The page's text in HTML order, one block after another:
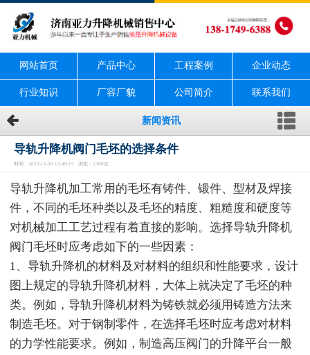
网站首页 产品中心 工程案例 企业动态
行业知识 厂容厂貌 公司简介 联系我们
新闻资讯
导轨升降机阀门毛坯的选择条件
时间：2022-12-30 13:49:15 浏览：1580次
导轨升降机加工常用的毛坯有铸件、锻件、型材及焊接
件，不同的毛坯种类以及毛坯的精度、粗糙度和硬度等
对机械加工工艺过程有着直接的影响。选择导轨升降机
阀门毛坯时应考虑如下的一些因素：
1、导轨升降机的材料及对材料的组织和性能要求，设计
图上规定的导轨升降机材料，大体上就决定了毛坯的种
类。例如，导轨升降机材料为铸铁就必须用铸造方法来
制造毛坯。对于钢制零件，在选择毛坯时应考虑对材料
的力学性能要求。例如，制造高压阀门的升降平台一般